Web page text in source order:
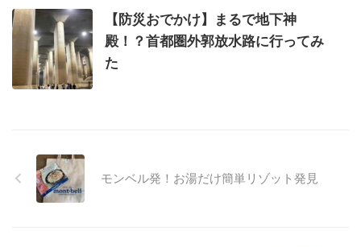
【防災おでかけ】まるで地下神
殿！？首都圏外郭放水路に行ってみ
た
モンベル発！お湯だけ簡単リゾット発見